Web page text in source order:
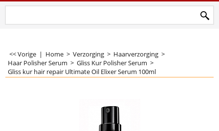
<< Vorige | Home > Verzorging > Haarverzorging >
Haar Polisher Serum > Gliss Kur Polisher Serum >
Gliss kur hair repair Ultimate Oil Elixer Serum 100ml